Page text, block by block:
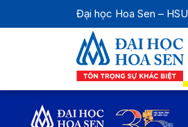
Đại học Hoa Sen – HSU